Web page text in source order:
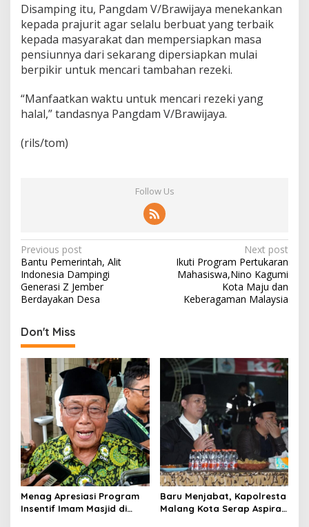
Disamping itu, Pangdam V/Brawijaya menekankan
kepada prajurit agar selalu berbuat yang terbaik
kepada masyarakat dan mempersiapkan masa
pensiunnya dari sekarang dipersiapkan mulai
berpikir untuk mencari tambahan rezeki.
“Manfaatkan waktu untuk mencari rezeki yang
halal,” tandasnya Pangdam V/Brawijaya.
(rils/tom)
Follow Us
P
o
s
t
n
a
v
g
a
t
i
o
n
Previous post
Bantu Pemerintah, Alit
Indonesia Dampingi
Generasi Z Jember
Berdayakan Desa
Next post
Ikuti Program Pertukaran
Mahasiswa,Nino Kagumi
Kota Maju dan
Keberagaman Malaysia
Don't Miss
Menag Apresiasi Program
Insentif Imam Masjid di
Baru Menjabat, Kapolresta
Malang Kota Serap Aspirasi